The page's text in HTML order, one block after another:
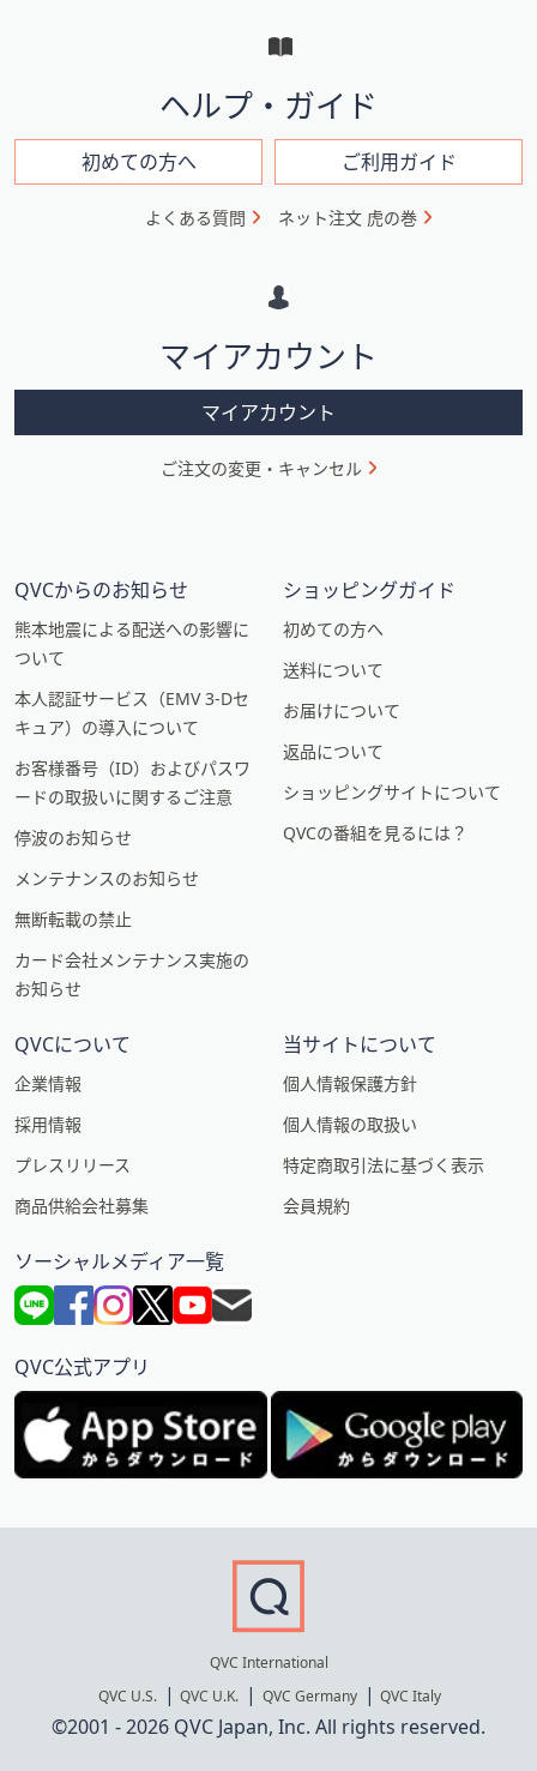
ン
ン
ヘルプ・ガイド
初めての方へ ご利用ガイド
よくある質問 ネット注文 虎の巻
マイアカウント
マイアカウント
ご注文の変更・キャンセル
QVCからのお知らせ
熊本地震による配送への影響に
ついて
本人認証サービス（EMV 3-Dセ
キュア）の導入について
お客様番号（ID）およびパスワ
ードの取扱いに関するご注意
停波のお知らせ
メンテナンスのお知らせ
無断転載の禁止
カード会社メンテナンス実施の
お知らせ
ショッピングガイド
初めての方へ
送料について
お届けについて
返品について
ショッピングサイトについて
QVCの番組を見るには？
QVCについて
企業情報
採用情報
プレスリリース
商品供給会社募集
当サイトについて
個人情報保護方針
個人情報の取扱い
特定商取引法に基づく表示
会員規約
ソーシャルメディア一覧
QVC公式アプリ
QVC International
QVC U.S.
QVC U.K. QVC Germany QVC Italy
©2001 - 2026 QVC Japan, Inc. All rights reserved.